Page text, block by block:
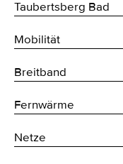
Taubertsberg Bad
Mobilität
Breitband
Fernwärme
Netze